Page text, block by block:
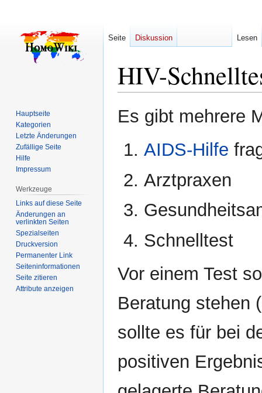
HIV-
Zur
Navigation
Zur
Suche
Es gibt mehrere
AIDS-Hilfe
Arztpraxen
Schnelltest
Vor einem Test
Beratung stehen
sollte es für bei
positiven
Seite Diskussion Lesen
Hauptseite
Kategorien
Letzte Änderungen
Zufällige Seite
Hilfe
Impressum
Werkzeuge
Links auf diese Seite
Änderungen an
verlinkten Seiten
Spezialseiten
Druckversion
Permanenter Link
Seiten­­informationen
Seite zitieren
Attribute anzeigen